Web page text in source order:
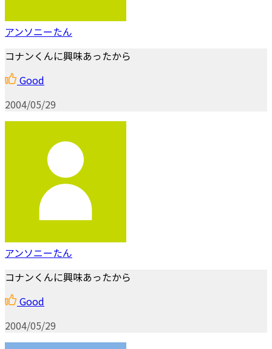
アンソニーたん
コナンくんに興味あったから
Good
2004/05/29
アンソニーたん
コナンくんに興味あったから
Good
2004/05/29